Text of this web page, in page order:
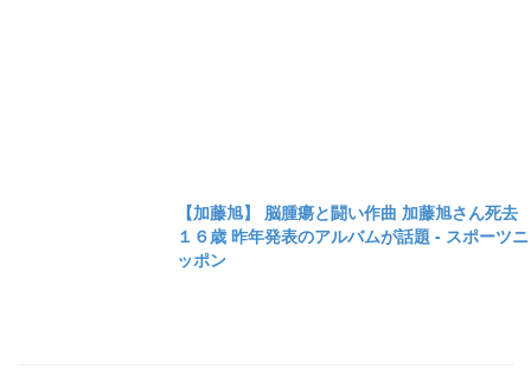
【加藤旭】 脳腫瘍と闘い作曲 加藤旭さん死去
１６歳 昨年発表のアルバムが話題 - スポーツニ
ッポン